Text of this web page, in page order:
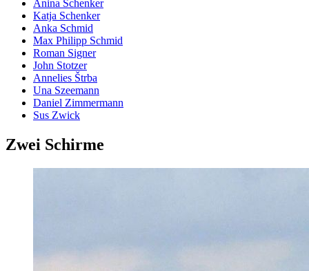
Anina Schenker
Katja Schenker
Anka Schmid
Max Philipp Schmid
Roman Signer
John Stotzer
Annelies Štrba
Una Szeemann
Daniel Zimmermann
Sus Zwick
Zwei Schirme